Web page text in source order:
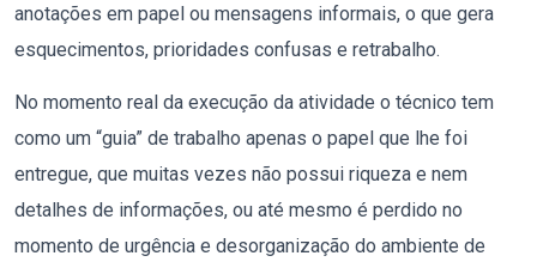
anotações em papel ou mensagens informais, o que gera
esquecimentos, prioridades confusas e retrabalho.
No momento real da execução da atividade o técnico tem
como um “guia” de trabalho apenas o papel que lhe foi
entregue, que muitas vezes não possui riqueza e nem
detalhes de informações, ou até mesmo é perdido no
momento de urgência e desorganização do ambiente de